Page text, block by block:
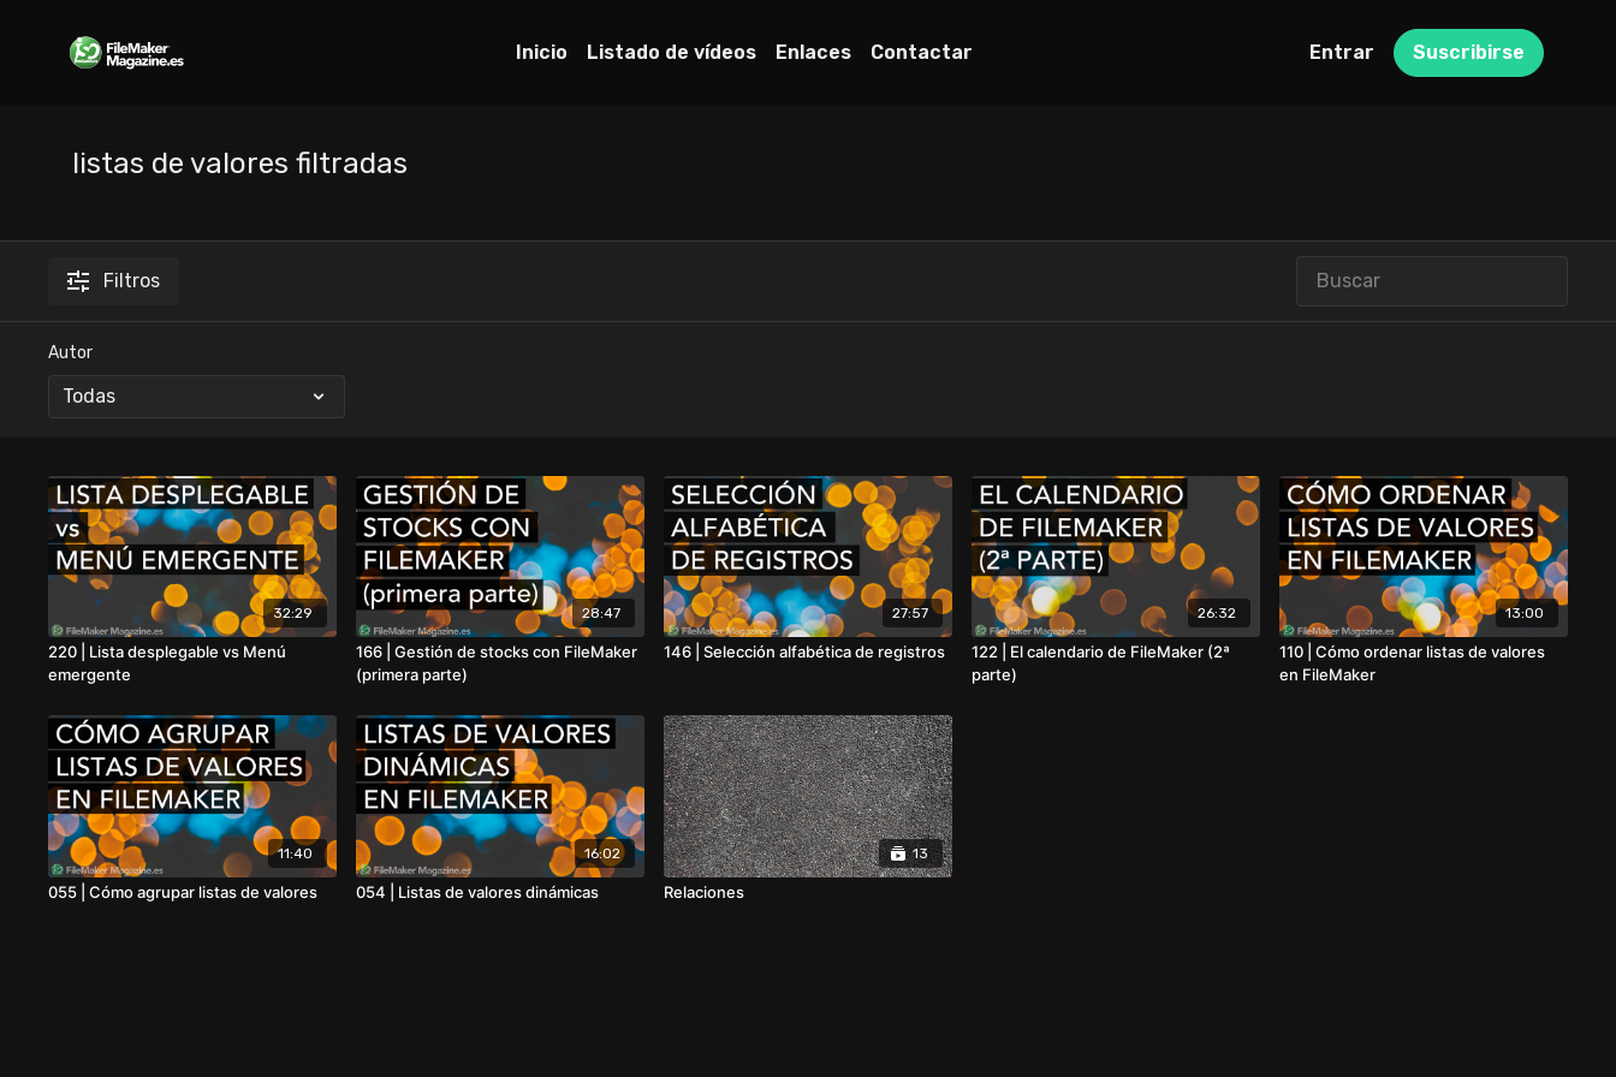
Inicio Listado de vídeos Enlaces Contactar Entrar Suscribirse
listas de valores filtradas
Filtros
Autor
32:29
220 | Lista desplegable vs Menú
emergente
28:47
166 | Gestión de stocks con FileMaker
(primera parte)
27:57
146 | Selección alfabética de registros
26:32
122 | El calendario de FileMaker (2ª
parte)
13:00
110 | Cómo ordenar listas de valores
en FileMaker
11:40
055 | Cómo agrupar listas de valores
16:02
054 | Listas de valores dinámicas
13
Relaciones